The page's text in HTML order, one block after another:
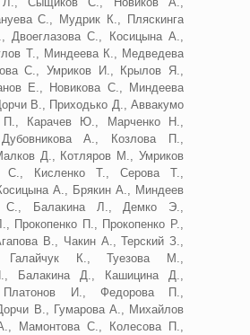
С., Мудрик К., Пляскинга
Двоеглазова С., Косицына А.,
Т., Миндеева К., Медведева
С., Умриков И., Крылов Я.,
Е., Новикова С., Миндеева
В., Приходько Д., Аввакумо
Карачев Ю., Марченко Н.,
А., Козлова П.,
Д., Котляров М., Умриков
С., Кисленко Т., Серова Т.,
А., Брякин А., Миндеев
С., Балакина Л., Демко Э.,
Прокопенко П., Прокопенко Р.,
В., Чакин А., Терский З.,
К., Туезова М.,
Балакина Д., Кашицина Д.,
И., Федорова П.,
В., Гумарова А., Михайлов
Мамонтова С., Колесова П.,